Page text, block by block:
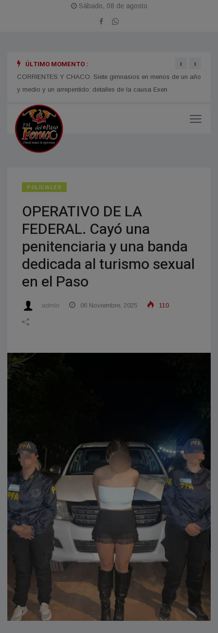
Sábado, 08 de agosto
ÚLTIMO MOMENTO :
CORRIENTES Y CHACO. Siete gimnasios en menos de un año
y medio y un arrepentido: detalles de la causa Exen
‹ ›
POLICIALES
OPERATIVO DE LA
FEDERAL. Cayó una
penitenciaria y una banda
dedicada al turismo sexual
en el Paso
admin 06 Noviembre, 2025 110